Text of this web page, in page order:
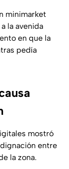
minimarket
la avenida
en que la
pedía
mostró
entre
la zona.